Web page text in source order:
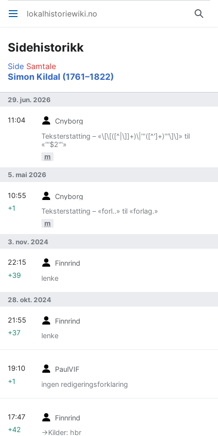
Åpne hovedmenyen lokalhistoriewiki.no Søk
Sidehistorikk
Side Samtale
Simon Kildal (1761–1822)
29. jun. 2026
Cnyborg
Teksterstatting – «\[\[([^|\]]+)\|'''([^']+)'''\]\]» til
«'''$2'''»
m
11:04
5. mai 2026
Cnyborg
Teksterstatting – «forl..» til «forlag.»
m
10:55
+1
3. nov. 2024
Finnrind
lenke
22:15
+39
28. okt. 2024
Finnrind
lenke
21:55
+37
PaulVIF
ingen redigeringsforklaring
19:10
+1
Finnrind
→‎Kilder: hbr
17:47
+42